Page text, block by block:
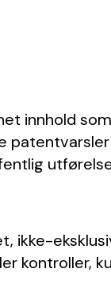
innhold
ikke-
kontroller,